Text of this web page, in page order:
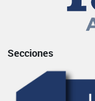
Secciones